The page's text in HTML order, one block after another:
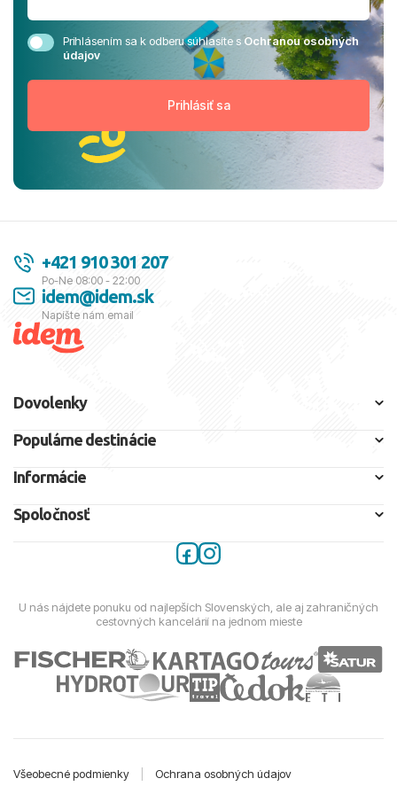
Prihlásením sa k odberu súhlasíte sOchranou osobných
údajov
+421 910 301 207
Po-Ne 08:00 - 22:00
idem@idem.sk
Napíšte nám email
Dovolenky
Populárne destinácie
Informácie
Spoločnosť
U nás nájdete ponuku od najlepších Slovenských, ale aj zahraničných
cestovných kancelárií na jednom mieste
Všeobecné podmienky Ochrana osobných údajov